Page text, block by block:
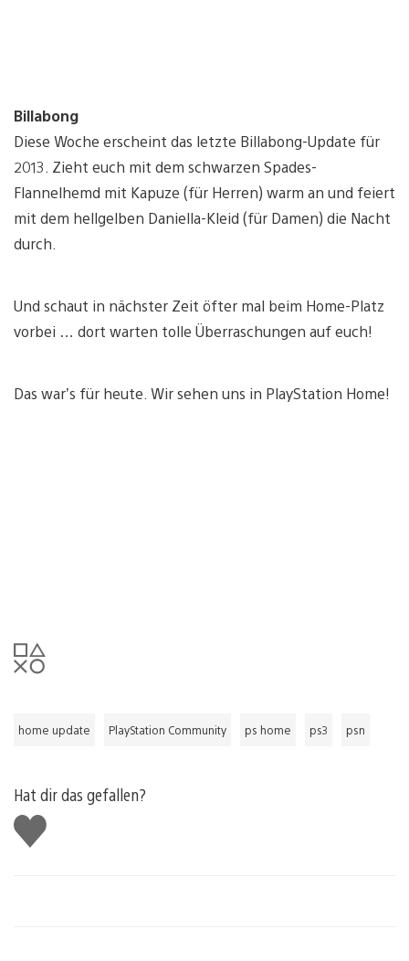
Billabong
Diese Woche erscheint das letzte Billabong-Update für
2013. Zieht euch mit dem schwarzen Spades-
Flannelhemd mit Kapuze (für Herren) warm an und feiert
mit dem hellgelben Daniella-Kleid (für Damen) die Nacht
durch.
Und schaut in nächster Zeit öfter mal beim Home-Platz
vorbei … dort warten tolle Überraschungen auf euch!
Das war’s für heute. Wir sehen uns in PlayStation Home!
home update PlayStation Community ps home ps3 psn
Hat dir das gefallen?
Gefällt
mir